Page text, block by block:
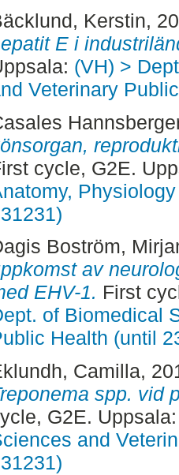
Kerstin,
E i
(VH) >
Veterinary
cycle, G2E.
Boström,
av
EHV-1. First
of Biomedical
Health (until
Camilla,
spp. vid
G2E.
and